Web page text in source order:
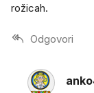
rožicah.
Odgovori